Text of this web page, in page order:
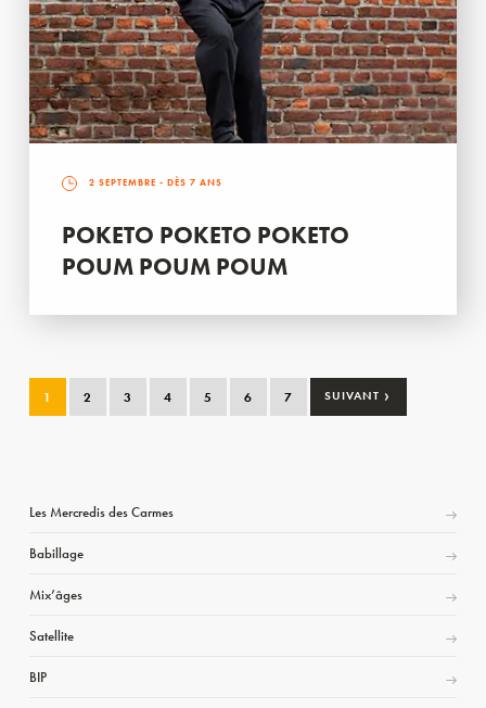
2 SEPTEMBRE - DÈS 7 ANS
POKETO POKETO POKETO
POUM POUM POUM
1 2 3 4 5 6 7 SUIVANT ›
Les Mercredis des Carmes
Babillage
Mix’âges
Satellite
BIP